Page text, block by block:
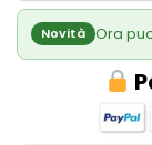
Novità Ora